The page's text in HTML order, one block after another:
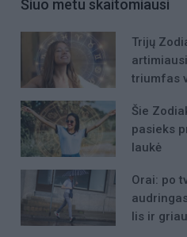
Šiuo metu skaitomiausi
Trijų
triumfas
Šie
pasieks
laukė
Orai: po
lis ir